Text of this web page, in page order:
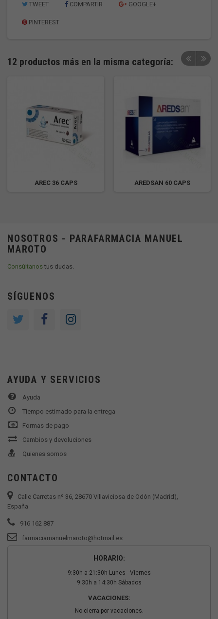
TWEET COMPARTIR GOOGLE+
PINTEREST
12 productos más en la misma categoría:
AREC 36 CAPS AREDSAN 60 CAPS
NOSOTROS - PARAFARMACIA MANUEL
MAROTO
Consúltanostus dudas.
SÍGUENOS
AYUDA Y SERVICIOS
Ayuda
Tiempo estimado para la entrega
Formas de pago
Cambios y devoluciones
Quienes somos
CONTACTO
Calle Carretas nº 36, 28670 Villaviciosa de Odón (Madrid),
España
916 162 887
farmaciamanuelmaroto@hotmail.es
HORARIO:
9:30h a 21:30h Lunes - Viernes
9:30h a 14:30h Sábados
VACACIONES:
No cierra por vacaciones.